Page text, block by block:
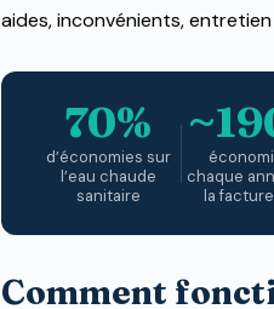
aides, inconvénients,
70%
d’économies sur
l’eau chaude
sanitaire
chaque
la facture
Comment